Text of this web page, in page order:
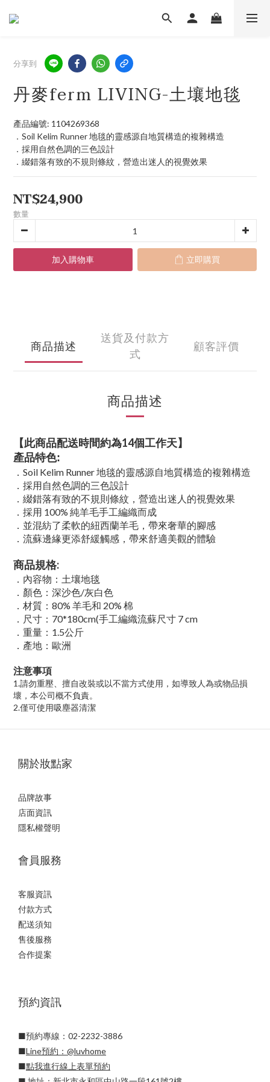
分享到
丹麥ferm LIVING-土壤地毯
產品編號: 1104269368
．Soil Kelim Runner 地毯的靈感源自地質構造的複雜構造
．採用自然色調的三色設計
．綴錯落有致的不規則條紋，營造出迷人的視覺效果
NT$24,900
數量
加入購物車 立即購買
商品描述
送貨及付款方
式
顧客評價
商品描述
【此商品配送時間約為14個工作天】
產品特色:
．Soil Kelim Runner 地毯的靈感源自地質構造的複雜構造
．採用自然色調的三色設計
．綴錯落有致的不規則條紋，營造出迷人的視覺效果
．採用 100% 純羊毛手工編織而成
．並混紡了柔軟的紐西蘭羊毛，帶來奢華的腳感
．流蘇邊緣更添舒緩觸感，帶來舒適美觀的體驗
商品規格:
．內容物：土壤地毯
．顏色：深沙色/灰白色
．材質：80% 羊毛和 20% 棉
．尺寸：70*180cm(手工編織流蘇尺寸 7 cm
．重量：1.5公斤
．產地：歐洲
注意事項
1.請勿重壓、擅自改裝或以不當方式使用，如導致人為或物品損
壞，本公司概不負責。
2.僅可使用吸塵器清潔
關於妝點家
品牌故事
店面資訊
隱私權聲明
會員服務
客服資訊
付款方式
配送須知
售後服務
合作提案
預約資訊
■預約專線：02-2232-3886
■Line預約： @luvhome
■點我進行線上表單預約